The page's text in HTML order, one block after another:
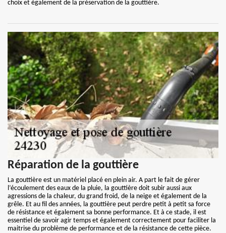
choix et également de la préservation de la gouttière.
Réparation de la gouttière
La gouttière est un matériel placé en plein air. A part le fait de gérer
l’écoulement des eaux de la pluie, la gouttière doit subir aussi aux
agressions de la chaleur, du grand froid, de la neige et également de la
grêle. Et au fil des années, la gouttière peut perdre petit à petit sa force
de résistance et également sa bonne performance. Et à ce stade, il est
essentiel de savoir agir temps et également correctement pour faciliter la
maitrise du problème de performance et de la résistance de cette pièce.